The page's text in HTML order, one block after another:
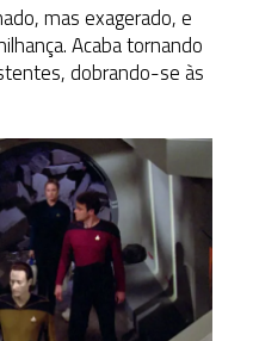
mas exagerado, e
Acaba tornando
dobrando-se às